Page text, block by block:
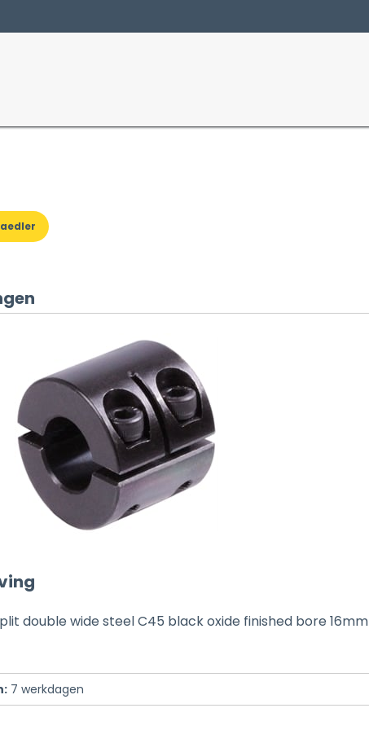
double wide steel C45 black oxide finished bore 16mm
7 werkdagen